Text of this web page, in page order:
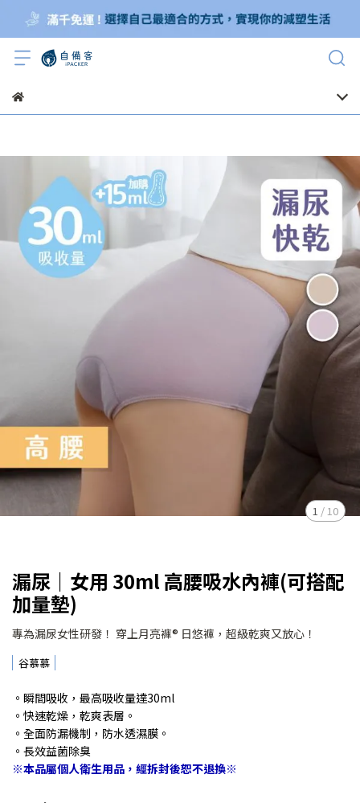
1 / 10
漏尿｜女用 30ml 高腰吸水內褲(可搭配
加量墊)
專為漏尿女性研發！ 穿上月亮褲® 日悠褲，超級乾爽又放心！
谷慕慕
。瞬間吸收，最高吸收量達30ml
。快速乾燥，乾爽表層。
。全面防漏機制，防水透濕膜。
。長效益菌除臭
※本品屬個人衛生用品，經拆封後恕不退換※